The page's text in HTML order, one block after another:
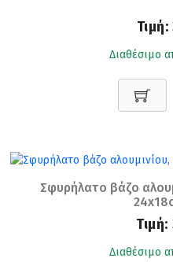
Τιμή:
Διαθέσιμο
Σφυρήλατο βάζο
Τιμή:
Διαθέσιμο